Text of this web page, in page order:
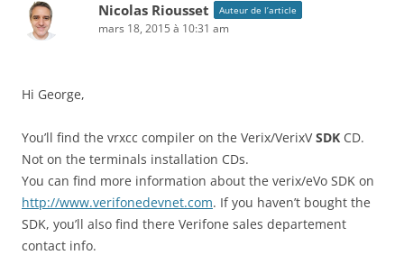
Nicolas Riousset Auteur de l’article
mars 18, 2015 à 10:31 am
Hi George,
You’ll find the vrxcc compiler on the Verix/VerixVSDK CD.
Not on the terminals installation CDs.
You can find more information about the verix/eVo SDK on
http://www.verifonedevnet.com. If you haven’t bought the
SDK, you’ll also find there Verifone sales departement
contact info.